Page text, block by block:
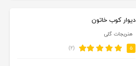
دیوار کوب خاتون
هنریجات گلی
۵ (۲)